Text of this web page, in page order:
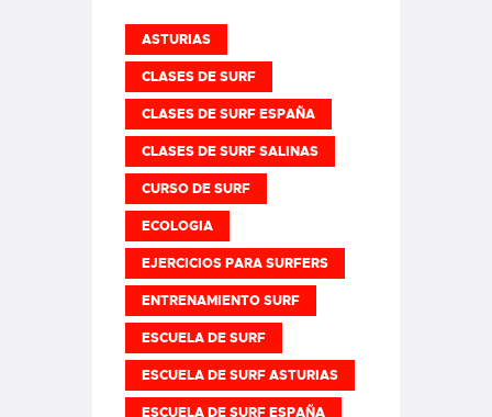
ASTURIAS
CLASES DE SURF
CLASES DE SURF ESPAÑA
CLASES DE SURF SALINAS
CURSO DE SURF
ECOLOGIA
EJERCICIOS PARA SURFERS
ENTRENAMIENTO SURF
ESCUELA DE SURF
ESCUELA DE SURF ASTURIAS
ESCUELA DE SURF ESPAÑA